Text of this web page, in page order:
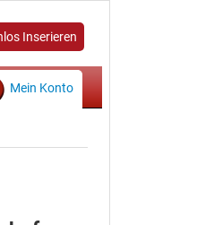
Inserieren
Mein Konto